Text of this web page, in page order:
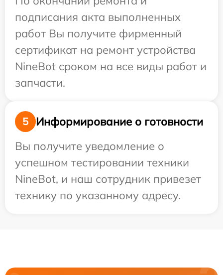
подписания акта выполненных
работ Вы получите фирменный
сертификат на ремонт устройства
NineBot сроком на все виды работ и
запчасти.
5
Информирование о готовности
Вы получите уведомление о
успешном тестировании техники
NineBot, и наш сотрудник привезет
технику по указанному адресу.